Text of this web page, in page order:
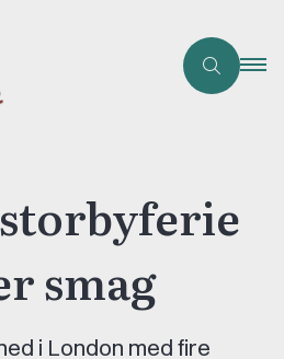
smag
i London med fire